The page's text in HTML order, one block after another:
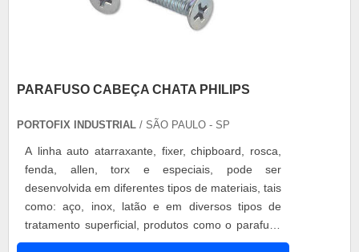
PARAFUSO CABEÇA CHATA PHILIPS
PORTOFIX INDUSTRIAL / SÃO PAULO - SP
A linha auto atarraxante, fixer, chipboard, rosca,
fenda, allen, torx e especiais, pode ser
desenvolvida em diferentes tipos de materiais, tais
como: aço, inox, latão e em diversos tipos de
tratamento superficial, produtos como o parafuso
cabeça chata philips chata são fundamentais, já